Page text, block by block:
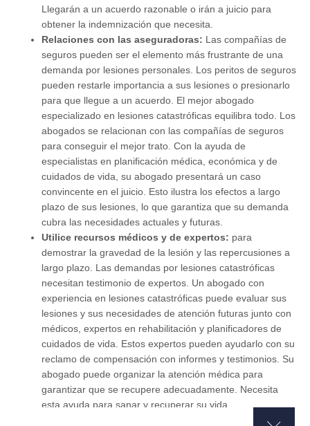
Llegarán a un acuerdo razonable o irán a juicio para
obtener la indemnización que necesita.
Relaciones con las aseguradoras: Las compañías de
seguros pueden ser el elemento más frustrante de una
demanda por lesiones personales. Los peritos de seguros
pueden restarle importancia a sus lesiones o presionarlo
para que llegue a un acuerdo. El mejor abogado
especializado en lesiones catastróficas equilibra todo. Los
abogados se relacionan con las compañías de seguros
para conseguir el mejor trato. Con la ayuda de
especialistas en planificación médica, económica y de
cuidados de vida, su abogado presentará un caso
convincente en el juicio. Esto ilustra los efectos a largo
plazo de sus lesiones, lo que garantiza que su demanda
cubra las necesidades actuales y futuras.
Utilice recursos médicos y de expertos: para
demostrar la gravedad de la lesión y las repercusiones a
largo plazo. Las demandas por lesiones catastróficas
necesitan testimonio de expertos. Un abogado con
experiencia en lesiones catastróficas puede evaluar sus
lesiones y sus necesidades de atención futuras junto con
médicos, expertos en rehabilitación y planificadores de
cuidados de vida. Estos expertos pueden ayudarlo con su
reclamo de compensación con informes y testimonios. Su
abogado puede organizar la atención médica para
garantizar que se recupere adecuadamente. Necesita
esta ayuda para sanar y recuperar su vida.
después de lesiones